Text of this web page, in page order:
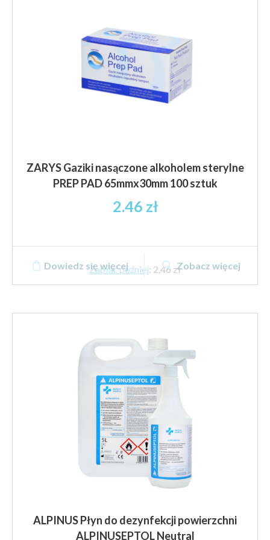
ZARYS Gaziki nasączone alkoholem sterylne
PREP PAD 65mmx30mm 100 sztuk
2.46 zł
Zapłać później: 2,46 zł
Dowiedz się więcej Zobacz więcej
ALPINUS Płyn do dezynfekcji powierzchni
ALPINUSEPTOL Neutral